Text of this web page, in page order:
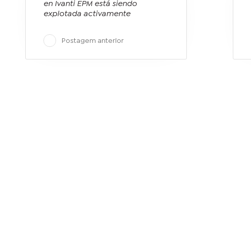
en Ivanti EPM está siendo
explotada activamente
Postagem anterior